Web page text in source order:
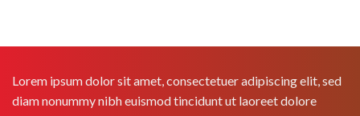
Lorem ipsum dolor sit amet, consectetuer adipiscing elit, sed
diam nonummy nibh euismod tincidunt ut laoreet dolore